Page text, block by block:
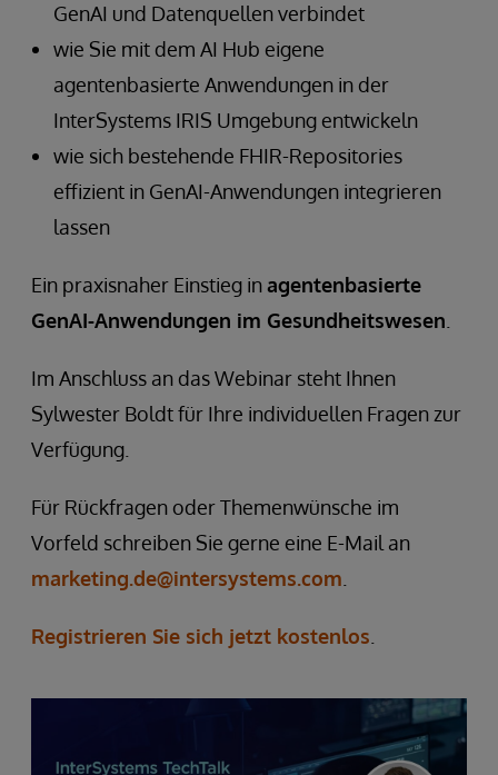
GenAI und Datenquellen verbindet
wie Sie mit dem AI Hub eigene
agentenbasierte Anwendungen in der
InterSystems IRIS Umgebung entwickeln
wie sich bestehende FHIR-Repositories
effizient in GenAI-Anwendungen integrieren
lassen
Ein praxisnaher Einstieg inagentenbasierte
GenAI-Anwendungen im Gesundheitswesen
Im Anschluss an das Webinar steht Ihnen
Sylwester Boldt für Ihre individuellen Fragen zur
Verfügung.
Für Rückfragen oder Themenwünsche im
Vorfeld schreiben Sie gerne eine E-Mail an
marketing.de@intersystems.com
Registrieren Sie sich jetzt kostenlos